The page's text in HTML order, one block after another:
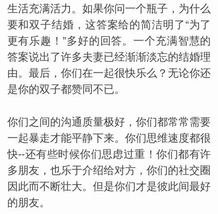
网_苏珊
米勒
生活充满活力。如果你问一个瓶子，为什么
要和双子结婚，这答案给的简洁明了“为了
更有乐趣！”多好的回答。一个充满智慧的
答案说出了许多夫妻已经渐渐淡忘的结婚理
由。最后，你们在一起很快乐么？无论你还
是你的双子都赞同不已。
你们之间的沟通质量极好，你们都常常需要
一起暴走才能平静下来。你们思维速度都很
快--还有些时候你们思虑过重！你们都有许
多朋友，也乐于介绍给对方，你们的社交圈
因此而不断壮大。但是你们才是彼此间最好
的朋友。